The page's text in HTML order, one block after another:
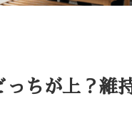
ちが上？維